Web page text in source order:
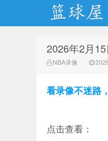
NBA录像网
2026年2月
NBA录像
看录像不迷路
点击查看：